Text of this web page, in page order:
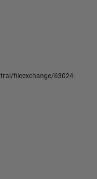
fileexchange/63024-